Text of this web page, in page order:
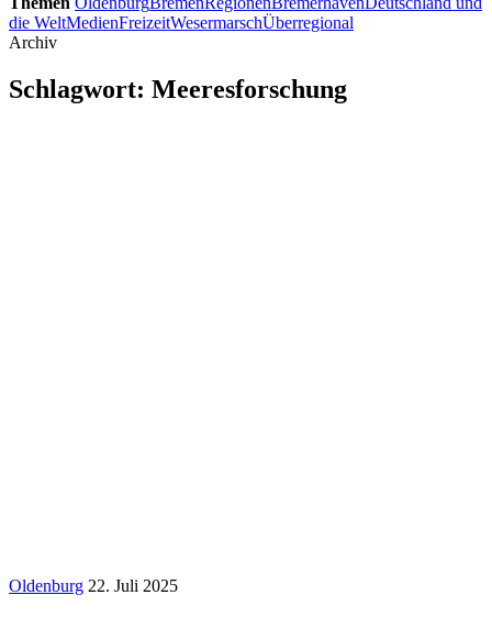
die WeltMedienFreizeitWesermarschÜberregional
Archiv
Schlagwort: Meeresforschung
Oldenburg 22. Juli 2025